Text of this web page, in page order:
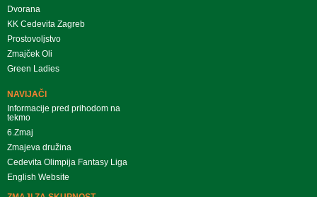
Dvorana
KK Cedevita Zagreb
Prostovoljstvo
Zmajček Oli
Green Ladies
NAVIJAČI
Informacije pred prihodom na
tekmo
6.Zmaj
Zmajeva družina
Cedevita Olimpija Fantasy Liga
English Website